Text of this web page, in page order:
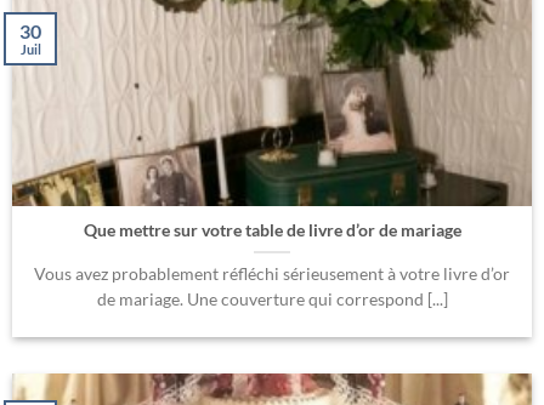
Que mettre sur votre table de livre d’or de mariage
Vous avez probablement réfléchi sérieusement à votre livre d’or
de mariage. Une couverture qui correspond [...]
30
Juil